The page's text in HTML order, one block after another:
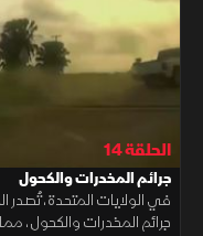
الحلقة 14
جرائم المخدرات والكحول
في الولايات المتحدة، تُصدر
جرائم المخدرات والكحول،